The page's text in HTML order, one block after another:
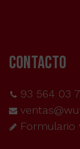
CONTACTO
93 564 03
Formulario